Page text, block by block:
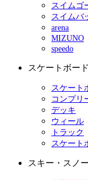
スイムゴ
スイムバ
arena
MIZUNO
speedo
スケートボード
スケート
コンプリ
デッキ
ウィール
トラック
スケート
スキー・スノ